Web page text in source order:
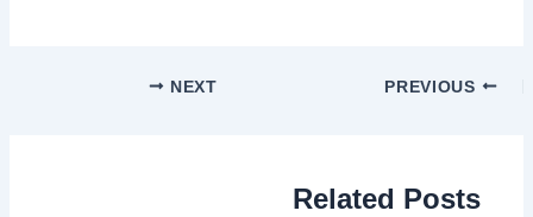
NEXT
Related Posts